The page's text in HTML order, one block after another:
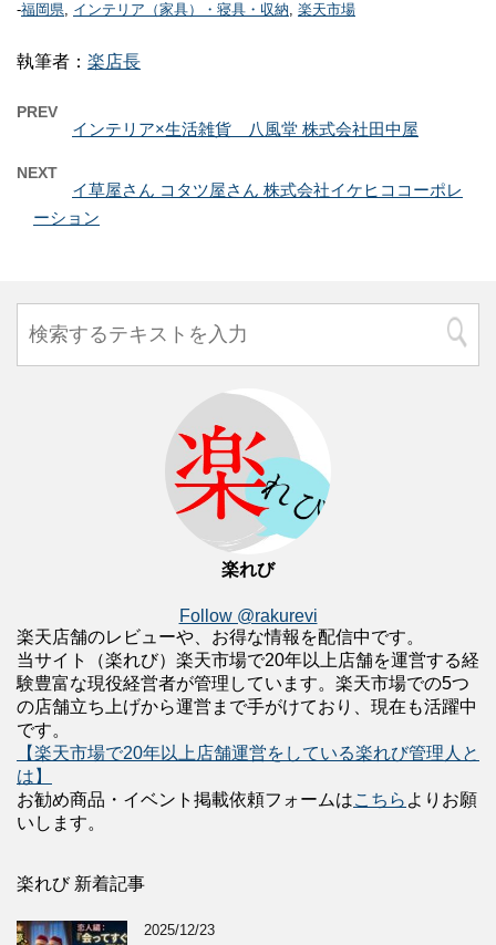
-福岡県, インテリア（家具）・寝具・収納, 楽天市場
執筆者： 楽店長
PREV
インテリア×生活雑貨 八風堂 株式会社田中屋
NEXT
イ草屋さん コタツ屋さん 株式会社イケヒココーポレ
ーション
楽れび
Follow @rakurevi
楽天店舗のレビューや、お得な情報を配信中です。
当サイト（楽れび）楽天市場で20年以上店舗を運営する経
験豊富な現役経営者が管理しています。楽天市場での5つ
の店舗立ち上げから運営まで手がけており、現在も活躍中
です。
【楽天市場で20年以上店舗運営をしている楽れび管理人と
は】
お勧め商品・イベント掲載依頼フォームはこちら よりお願
いします。
楽れび 新着記事
2025/12/23